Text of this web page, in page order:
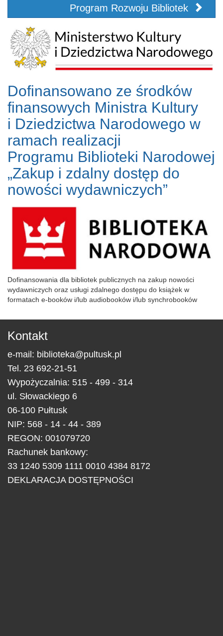
Program Rozwoju Bibliotek
Dofinansowano ze środków
finansowych Ministra Kultury
i Dziedzictwa Narodowego w
ramach realizacji
Programu Biblioteki Narodowej
„Zakup i zdalny dostęp do
nowości wydawniczych”
Dofinansowania dla bibliotek publicznych na zakup nowości
wydawniczych oraz usługi zdalnego dostępu do książek w
formatach e-booków i/lub audiobooków i/lub synchrobooków
Kontakt
e-mail: biblioteka@pultusk.pl
Tel. 23 692-21-51
Wypożyczalnia: 515 - 499 - 314
ul. Słowackiego 6
06-100 Pułtusk
NIP: 568 - 14 - 44 - 389
REGON: 001079720
Rachunek bankowy:
33 1240 5309 1111 0010 4384 8172
DEKLARACJA DOSTĘPNOŚCI